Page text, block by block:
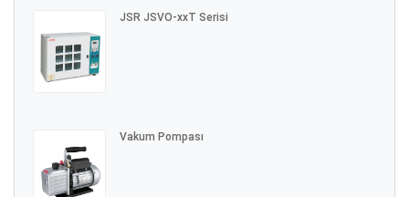
JSR JSVO-xxT Serisi
Vakum Pompası